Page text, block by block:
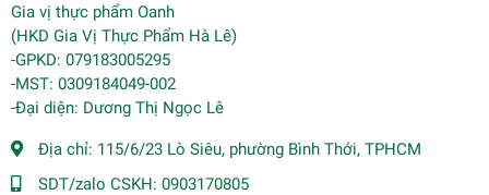
Gia vị thực phẩm Oanh
(HKD Gia Vị Thực Phẩm Hà Lê)
-GPKD: 079183005295
-MST: 0309184049-002
-Đại diện: Dương Thị Ngọc Lê
Địa chỉ: 115/6/23 Lò Siêu, phường Bình Thới, TPHCM
SDT/zalo CSKH: 0903170805